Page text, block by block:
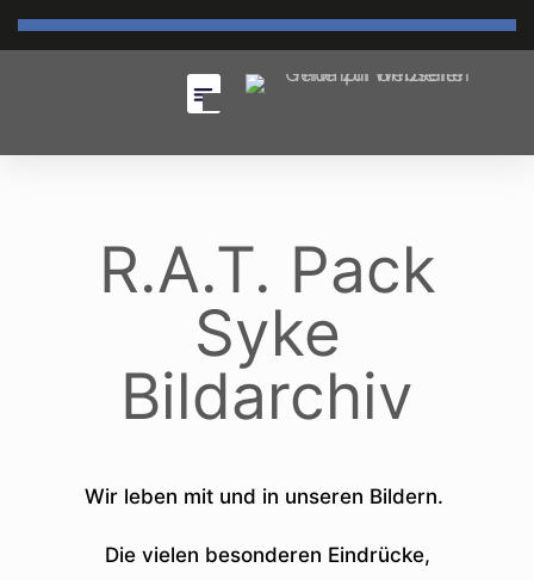
R.A.T. Pack
Syke
Bildarchiv
Wir leben mit und in unseren Bildern.
Die vielen besonderen Eindrücke,